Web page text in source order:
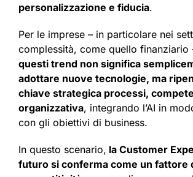
personalizzazione e fiducia.
Per le imprese – in particolare nei
complessità, come quello finanziario
questi trend non significa
adottare nuove tecnologie, ma
chiave strategica processi,
organizzativa, integrando l’AI in
con gli obiettivi di business.
In questo scenario, la Customer
futuro si conferma come un fattore